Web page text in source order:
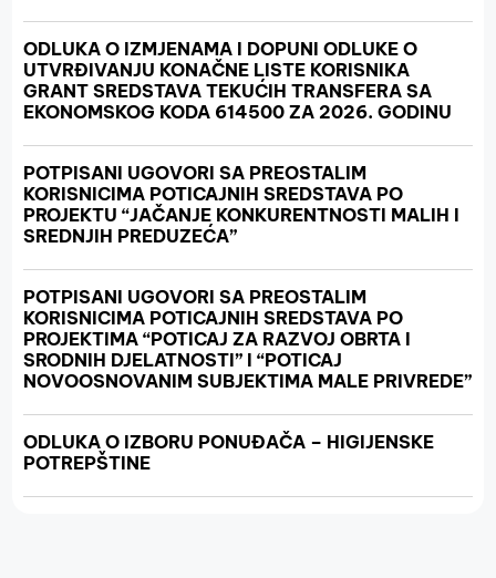
ODLUKA O IZMJENAMA I DOPUNI ODLUKE O
UTVRĐIVANJU KONAČNE LISTE KORISNIKA
GRANT SREDSTAVA TEKUĆIH TRANSFERA SA
EKONOMSKOG KODA 614500 ZA 2026. GODINU
POTPISANI UGOVORI SA PREOSTALIM
KORISNICIMA POTICAJNIH SREDSTAVA PO
PROJEKTU “JAČANJE KONKURENTNOSTI MALIH I
SREDNJIH PREDUZEĆA”
POTPISANI UGOVORI SA PREOSTALIM
KORISNICIMA POTICAJNIH SREDSTAVA PO
PROJEKTIMA “POTICAJ ZA RAZVOJ OBRTA I
SRODNIH DJELATNOSTI” I “POTICAJ
NOVOOSNOVANIM SUBJEKTIMA MALE PRIVREDE”
ODLUKA O IZBORU PONUĐAČA – HIGIJENSKE
POTREPŠTINE